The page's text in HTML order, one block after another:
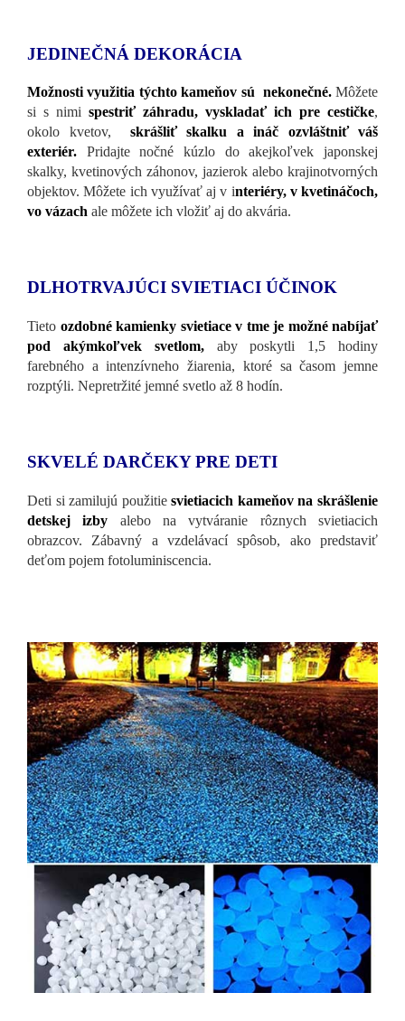
JEDINEČNÁ DEKORÁCIA
Možnosti využitia týchto kameňov sú nekonečné.Môžete
si s nimi spestriť záhradu, vyskladať ich pre cestičke,
okolo kvetov,
skrášliť skalku a ináč ozvláštniť váš
exteriér. Pridajte nočné kúzlo do akejkoľvek japonskej
skalky, kvetinových záhonov, jazierok alebo krajinotvorných
objektov. Môžete ich využívať aj v interiéry, v kvetináčoch,
vo vázach ale môžete ich vložiť aj do akvária.
DLHOTRVAJÚCI SVIETIACI ÚČINOK
Tieto ozdobné kamienky svietiace v tme je možné nabíjať
pod akýmkoľvek svetlom,aby poskytli 1,5 hodiny
farebného a intenzívneho žiarenia, ktoré sa časom jemne
rozptýli. Nepretržité jemné svetlo až 8 hodín.
SKVELÉ DARČEKY PRE DETI
Deti si zamilujú použitiesvietiacich kameňov na skrášlenie
detskej izby alebo na vytváranie rôznych svietiacich
obrazcov. Zábavný a vzdelávací spôsob, ako predstaviť
deťom pojem fotoluminiscencia.